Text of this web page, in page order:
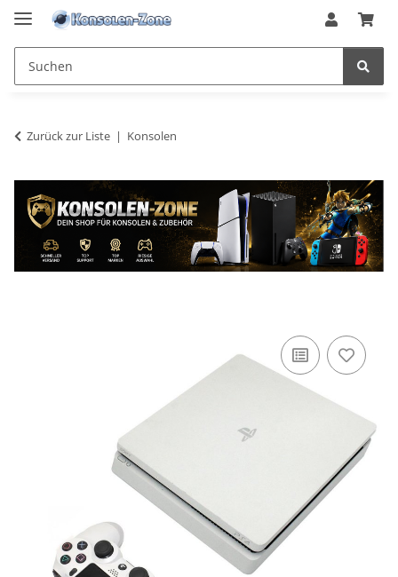
Zurück zur Liste Konsolen